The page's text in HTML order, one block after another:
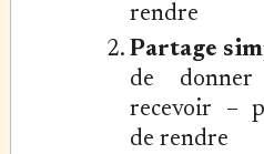
rendre
Partage
de
recevoir –
de rendre